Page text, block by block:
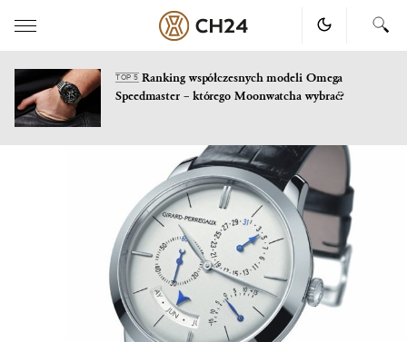
TOP 5Ranking współczesnych modeli Omega
Speedmaster – którego Moonwatcha wybrać?